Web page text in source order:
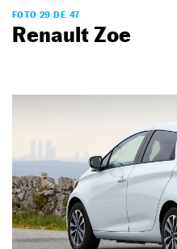
FOTO 29 DE 47
Renault Zoe